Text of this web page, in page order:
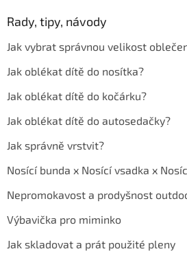
Rady, tipy, návody
Jak vybrat správnou velikost
Jak oblékat dítě do nosítka?
Jak oblékat dítě do kočárku?
Jak oblékat dítě do autosedačky?
Jak správně vrstvit?
Nosící bunda x Nosící vsadka x
Nepromokavost a prodyšnost
Výbavička pro miminko
Jak skladovat a prát použité pleny